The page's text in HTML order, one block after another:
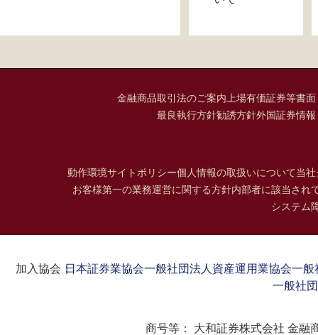
金融商品取引法のご案内 上場有価証券等書
最良執行方針勧誘方針外国証券情
動作環境サイトポリシー個人情報の取扱いについて当
お客様第一の業務運営に関する方針内部者に該当され
システム
加入協会：日本証券業協会一般社団法人資産運用業協会一般
一般社
商号等： 大和証券株式会社 金融